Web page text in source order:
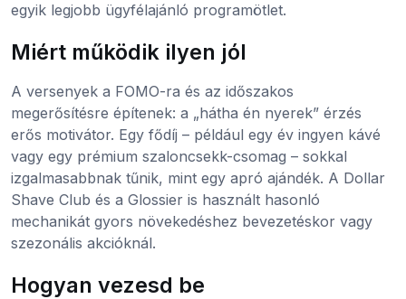
egyik legjobb ügyfélajánló programötlet.
Miért működik ilyen jól
A versenyek a FOMO-ra és az időszakos
megerősítésre építenek: a „hátha én nyerek” érzés
erős motivátor. Egy fődíj – például egy év ingyen kávé
vagy egy prémium szaloncsekk-csomag – sokkal
izgalmasabbnak tűnik, mint egy apró ajándék. A Dollar
Shave Club és a Glossier is használt hasonló
mechanikát gyors növekedéshez bevezetéskor vagy
szezonális akcióknál.
Hogyan vezesd be